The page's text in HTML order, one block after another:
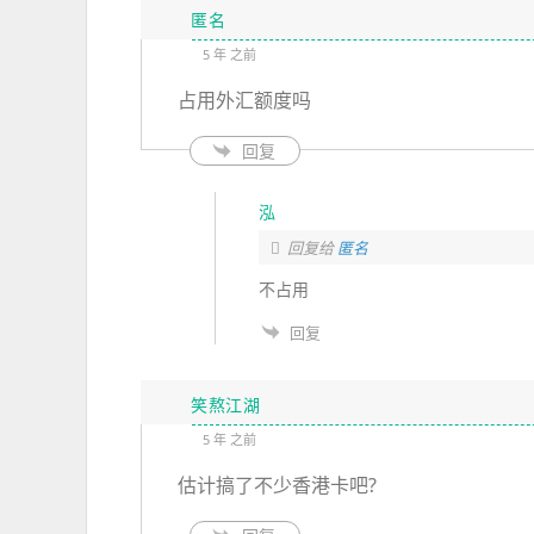
匿名
5 年 之前
占用外汇额度吗
回复
泓
回复给匿名
不占用
回复
笑熬江湖
5 年 之前
估计搞了不少香港卡吧?